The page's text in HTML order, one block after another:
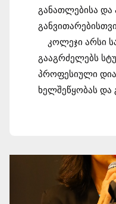
განათლებისა და
კოლეჯი არსი
გააგრძელებს
პროფესიული
ხელშეწყობას და